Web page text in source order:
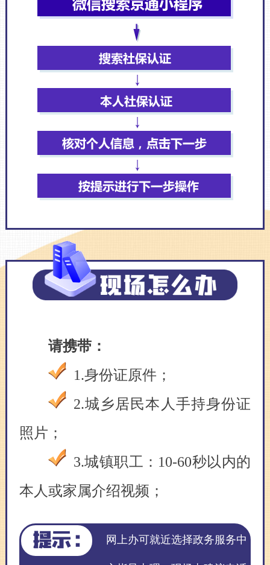
请携带：
1.身份证原件；
2.城乡居民本人手持身份证
照片；
3.城镇职工：10-60秒以内的
本人或家属介绍视频；
网上办可就近选择政务服务中